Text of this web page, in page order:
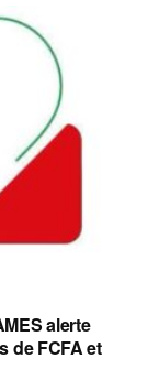
alerte
de FCFA et